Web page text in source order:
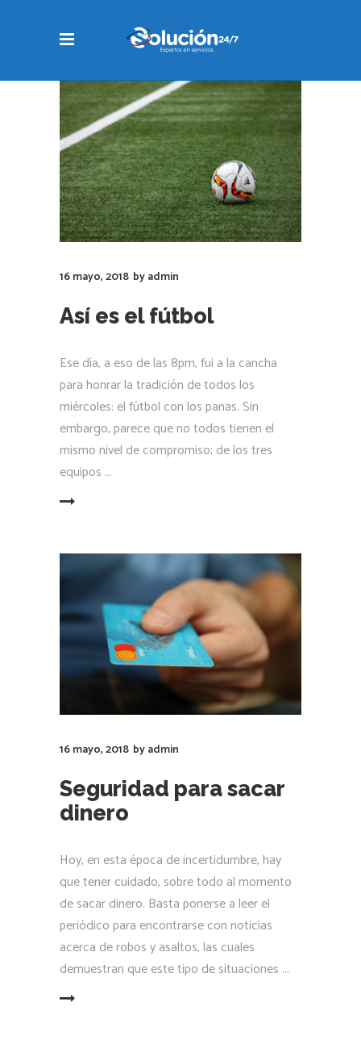
16 mayo, 2018 byadmin
Así es el fútbol
Ese día, a eso de las 8pm, fui a la cancha
para honrar la tradición de todos los
miércoles: el fútbol con los panas. Sin
embargo, parece que no todos tienen el
mismo nivel de compromiso; de los tres
equipos
16 mayo, 2018 byadmin
Seguridad para sacar
dinero
Hoy, en esta época de incertidumbre, hay
que tener cuidado, sobre todo al momento
de sacar dinero. Basta ponerse a leer el
periódico para encontrarse con noticias
acerca de robos y asaltos, las cuales
demuestran que este tipo de situaciones